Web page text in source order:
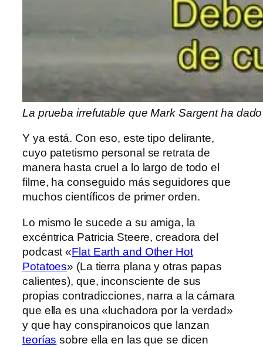
La prueba irrefutable que Mark Sargent ha
Y ya está. Con eso, este tipo delirante,
cuyo patetismo personal se retrata de
manera hasta cruel a lo largo de todo el
filme, ha conseguido más seguidores que
muchos científicos de primer orden.
Lo mismo le sucede a su amiga, la
excéntrica Patricia Steere, creadora del
podcast «Flat Earth and Other Hot
Potatoes» (La tierra plana y otras papas
calientes), que, inconsciente de sus
propias contradicciones, narra a la cámara
que ella es una «luchadora por la verdad»
y que hay conspiranoicos que lanzan
teorías sobre ella en las que se dicen